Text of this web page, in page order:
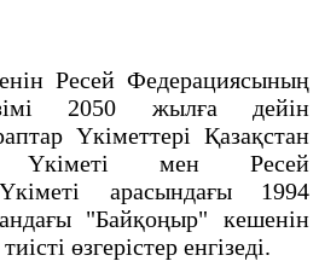
Ресей Федерациясының
2050 жылға дейін
Үкіметтері Қазақстан
Үкіметі мен Ресей
арасындағы 1994
"Байқоңыр" кешенін
өзгерістер енгізеді.